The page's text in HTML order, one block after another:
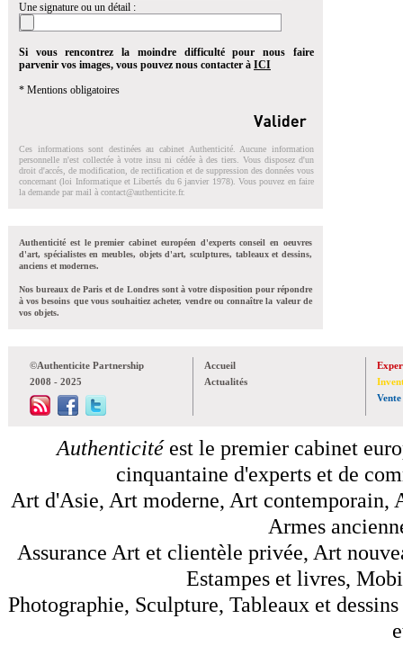
Une signature ou un détail :
Si vous rencontrez la moindre difficulté pour nous faire
parvenir vos images, vous pouvez nous contacter à ICI
* Mentions obligatoires
Ces informations sont destinées au cabinet Authenticité. Aucune information
personnelle n'est collectée à votre insu ni cédée à des tiers. Vous disposez d'un
droit d'accés, de modification, de rectification et de suppression des données vous
concernant (loi Informatique et Libertés du 6 janvier 1978). Vous pouvez en faire
la demande par mail à contact@authenticite.fr.
Authenticité est le premier cabinet européen d'experts conseil en oeuvres
d'art, spécialistes en meubles, objets d'art, sculptures, tableaux et dessins,
anciens et modernes.
Nos bureaux de Paris et de Londres sont à votre disposition pour répondre
à vos besoins que vous souhaitiez acheter, vendre ou connaître la valeur de
vos objets.
©Authenticite Partnership
2008 - 2025
Accueil
Actualités
Vente
Authenticitéest le premier cabinet
cinquantaine d'experts et de
Art d'Asie, Art moderne, Art contemporain,
Armes
Assurance Art et clientèle privée, Art
Estampes et livres,
Photographie, Sculpture, Tableaux et